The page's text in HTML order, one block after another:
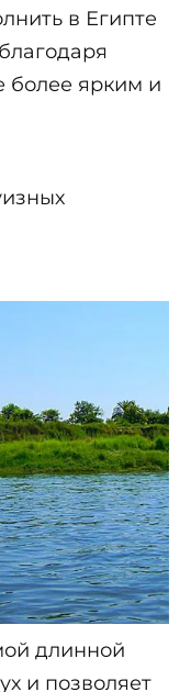
в Египте
более ярким и
длинной
и позволяет